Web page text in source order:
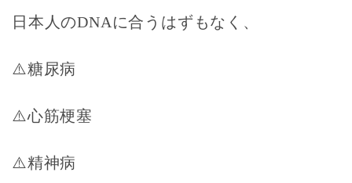
日本人のDNAに合うはずもなく、
⚠️糖尿病
⚠️心筋梗塞
⚠️精神病